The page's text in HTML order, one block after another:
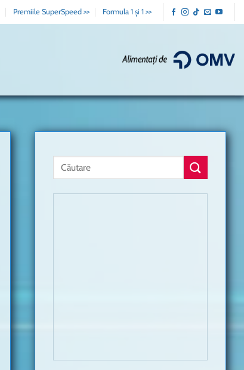
Premiile SuperSpeed >> Formula 1 și 1 >>